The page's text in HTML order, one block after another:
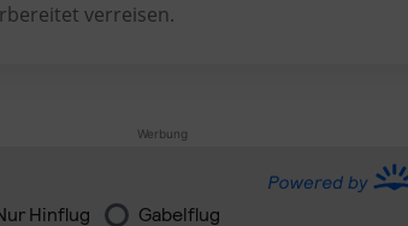
verreisen.
Werbung